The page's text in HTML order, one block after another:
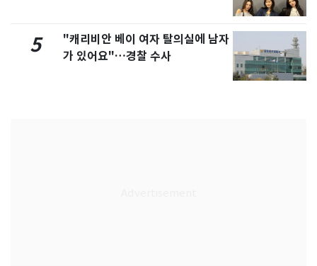
5
"캐리비안 베이 여자 탈의실에 남자
가 있어요"…경찰 수사